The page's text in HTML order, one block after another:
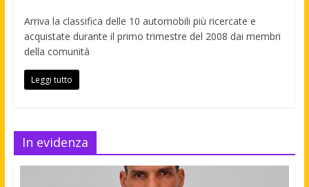
Arriva la classifica delle 10 automobili più ricercate e
acquistate durante il primo trimestre del 2008 dai membri
della comunità
Leggi tutto
In evidenza